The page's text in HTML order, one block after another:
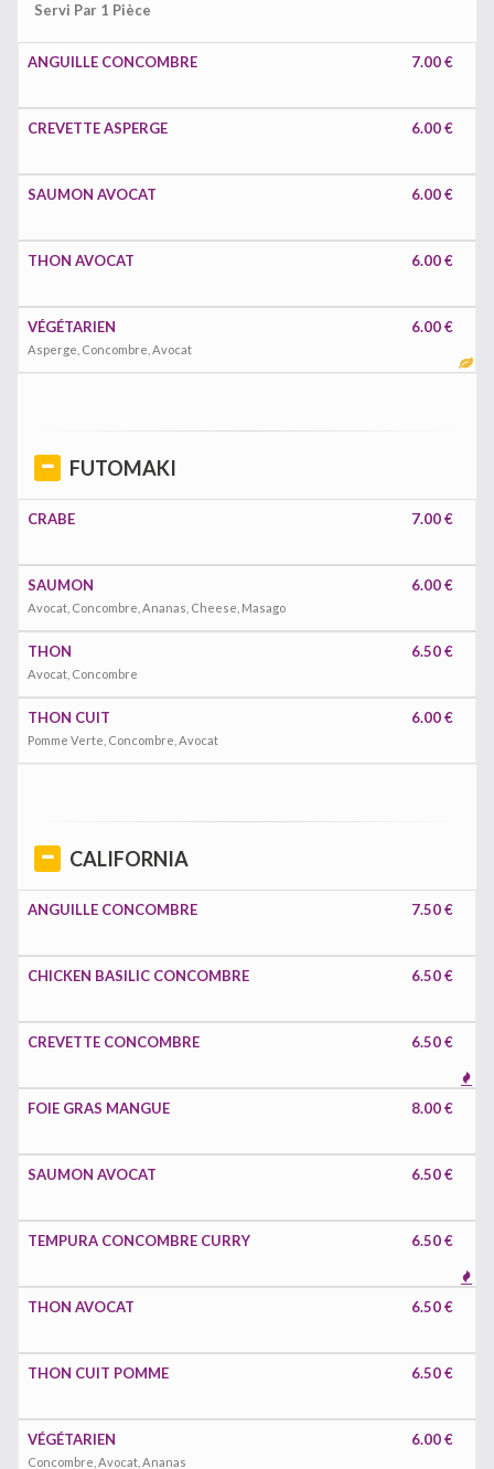
Servi Par 1 Pièce
ANGUILLE CONCOMBRE 7.00 €
CREVETTE ASPERGE 6.00 €
SAUMON AVOCAT 6.00 €
THON AVOCAT 6.00 €
VÉGÉTARIEN
Asperge, Concombre, Avocat
6.00 €
FUTOMAKI
CRABE 7.00 €
SAUMON
Avocat, Concombre, Ananas, Cheese, Masago
6.00 €
THON
Avocat, Concombre
6.50 €
THON CUIT
Pomme Verte, Concombre, Avocat
6.00 €
CALIFORNIA
ANGUILLE CONCOMBRE 7.50 €
CHICKEN BASILIC CONCOMBRE 6.50 €
CREVETTE CONCOMBRE 6.50 €
FOIE GRAS MANGUE 8.00 €
SAUMON AVOCAT 6.50 €
TEMPURA CONCOMBRE CURRY 6.50 €
THON AVOCAT 6.50 €
THON CUIT POMME 6.50 €
VÉGÉTARIEN
Concombre, Avocat, Ananas
6.00 €